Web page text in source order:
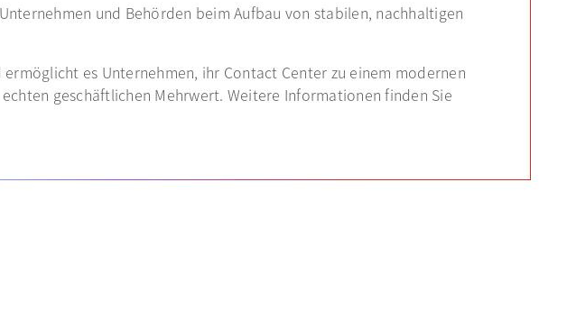
und Behörden beim Aufbau von stabilen, nachhaltigen
es Unternehmen, ihr Contact Center zu einem modernen
geschäftlichen Mehrwert. Weitere Informationen finden Sie